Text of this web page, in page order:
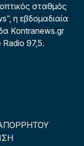
σταθμός
η εβδομαδιαία
Kontranews.gr
97,5.